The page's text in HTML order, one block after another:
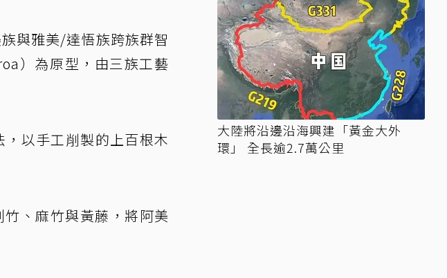
與雅美/達悟族跨族群智
）為原型，由三族工藝
以手工削製的上百根木
、麻竹與黃藤，將阿美
大陸將沿邊沿海興建「黃金大外
環」 全長逾2.7萬公里